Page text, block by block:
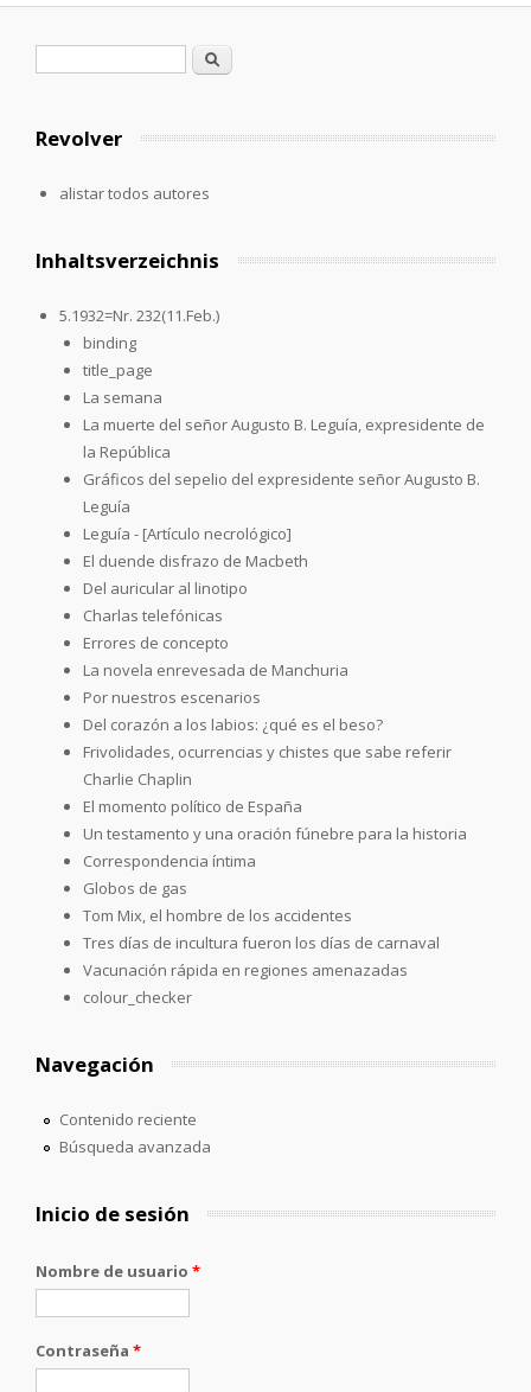
Formulario de búsqueda
Buscar
Revolver
alistar todos autores
Inhaltsverzeichnis
5.1932=Nr. 232(11.Feb.)
binding
title_page
La semana
La muerte del señor Augusto B. Leguía, expresidente de
la República
Gráficos del sepelio del expresidente señor Augusto B.
Leguía
Leguía - [Artículo necrológico]
El duende disfrazo de Macbeth
Del auricular al linotipo
Charlas telefónicas
Errores de concepto
La novela enrevesada de Manchuria
Por nuestros escenarios
Del corazón a los labios: ¿qué es el beso?
Frivolidades, ocurrencias y chistes que sabe referir
Charlie Chaplin
El momento político de España
Un testamento y una oración fúnebre para la historia
Correspondencia íntima
Globos de gas
Tom Mix, el hombre de los accidentes
Tres días de incultura fueron los días de carnaval
Vacunación rápida en regiones amenazadas
colour_checker
Navegación
Contenido reciente
Búsqueda avanzada
Inicio de sesión
Nombre de usuario *
Contraseña *